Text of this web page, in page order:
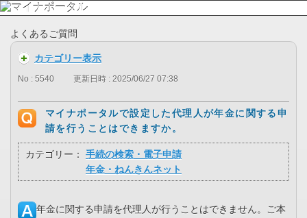
よくあるご質問
カテゴリー表示
No : 5540 更新日時 : 2025/06/27 07:38
マイナポータルで設定した代理人が年金に関する申
請を行うことはできますか。
カテゴリー：
手続の検索・電子申請
年金・ねんきんネット
年金に関する申請を代理人が行うことはできません。ご本